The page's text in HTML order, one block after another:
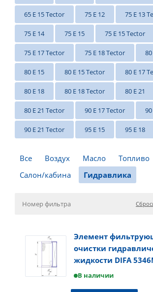
65 E 15 Tector 75 E 12 75 E 13
75 E 14 75 E 15 75 E 15 Tector
75 E 17 Tector 75 E 18 Tector
80 E 15 80 E 15 Tector 80 E 17
80 E 18 80 E 18 Tector 80 E 21
80 E 21 Tector 90 E 17 Tector
90 E 21 Tector 95 E 15 95 E 18
Все Воздух Масло
Топливо
Салон/кабина
Гидравлика
Элемент
очистки
жидкости DIFA
В наличии